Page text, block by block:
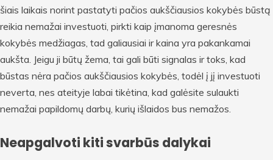
šiais laikais norint pastatyti pačios aukščiausios kokybės būstą
reikia nemažai investuoti, pirkti kaip įmanoma geresnės
kokybės medžiagas, tad galiausiai ir kaina yra pakankamai
aukšta. Jeigu ji būtų žema, tai gali būti signalas ir toks, kad
būstas nėra pačios aukščiausios kokybės, todėl į jį investuoti
neverta, nes ateityje labai tikėtina, kad galėsite sulaukti
nemažai papildomų darbų, kurių išlaidos bus nemažos.
Neapgalvoti kiti svarbūs dalykai